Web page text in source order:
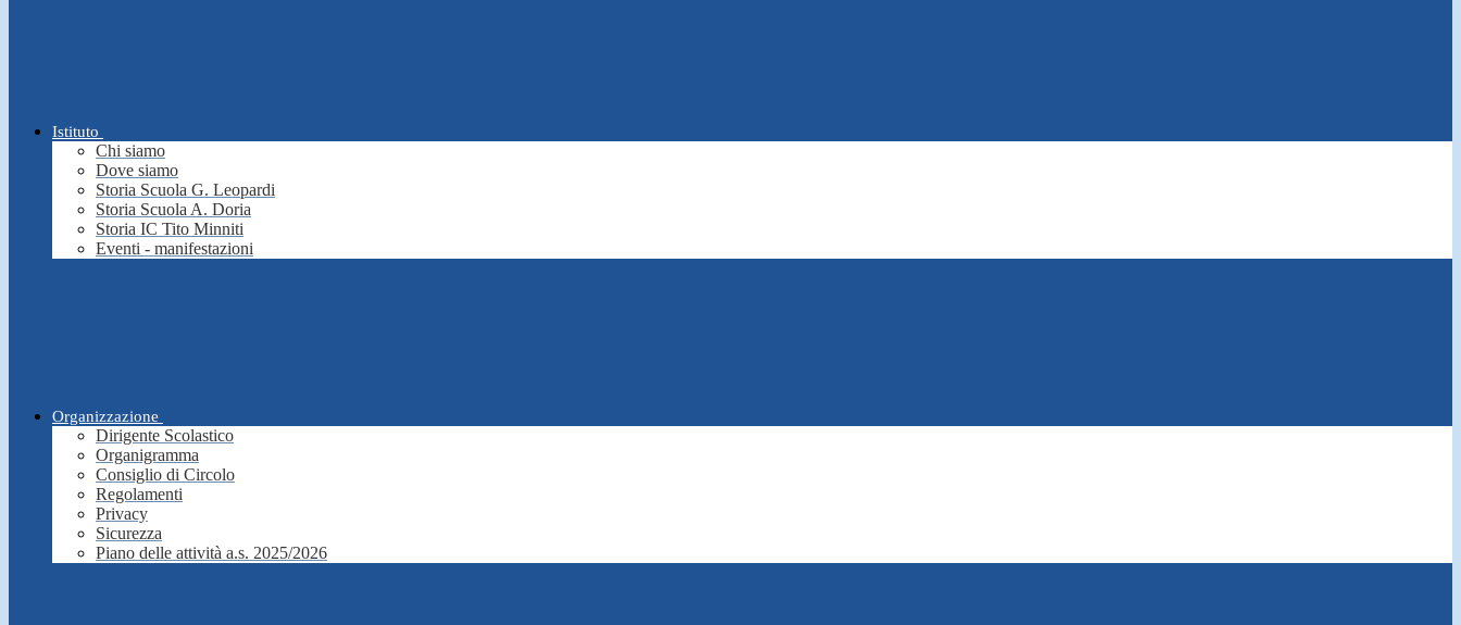
Istituto
Chi siamo
Dove siamo
Storia Scuola G. Leopardi
Storia Scuola A. Doria
Storia IC Tito Minniti
Eventi - manifestazioni
Organizzazione
Dirigente Scolastico
Organigramma
Consiglio di Circolo
Regolamenti
Privacy
Sicurezza
Piano delle attività a.s. 2025/2026